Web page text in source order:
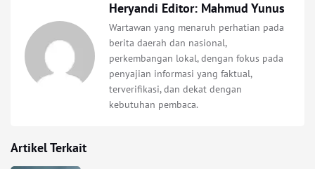
Heryandi Editor: Mahmud Yunus
Wartawan yang menaruh perhatian pada
berita daerah dan nasional,
perkembangan lokal, dengan fokus pada
penyajian informasi yang faktual,
terverifikasi, dan dekat dengan
kebutuhan pembaca.
Artikel Terkait